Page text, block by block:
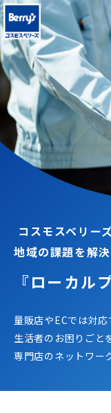
コスモスベリー
地域の課題を解
『ローカル
量販店やECでは対応
生活者のお困りごと
専門店のネットワー